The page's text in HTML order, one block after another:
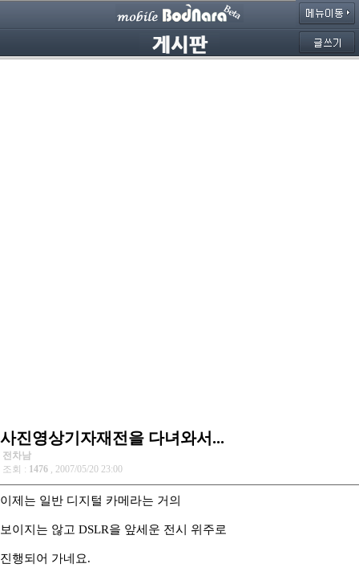
사진영상기자재전을 다녀와서...
전차남
조회 : 1476 , 2007/05/20 23:00
이제는 일반 디지털 카메라는 거의
보이지는 않고 DSLR을 앞세운 전시 위주로
진행되어 가네요.